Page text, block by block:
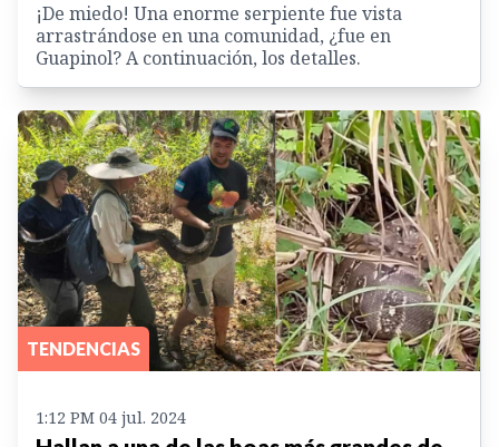
¡De miedo! Una enorme serpiente fue vista
arrastrándose en una comunidad, ¿fue en
Guapinol? A continuación, los detalles.
TENDENCIAS
1:12 PM 04 jul. 2024